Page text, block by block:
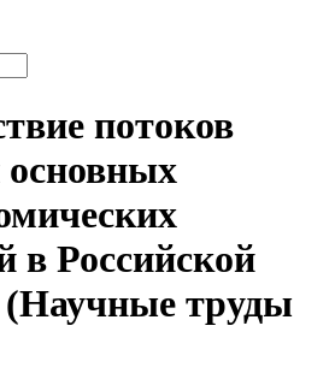
потоков
основных
в Российской
труды